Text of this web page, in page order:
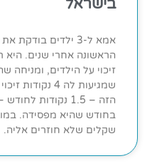
בישראל
אמא ל-3 ילדים
זיכוי על הילדים, ומניחה
שמגיעות לה 4
שקלים שלא חוזרים אליה.